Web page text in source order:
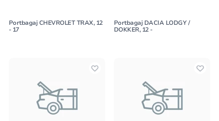
Portbagaj CHEVROLET TRAX, 12
- 17
Portbagaj DACIA LODGY /
DOKKER, 12 -